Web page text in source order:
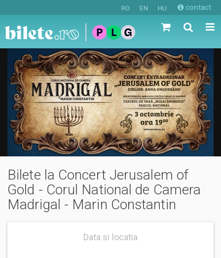
RO EN HU contact
Bilete la Concert Jerusalem of
Gold - Corul National de Camera
Madrigal - Marin Constantin
Data si locatia